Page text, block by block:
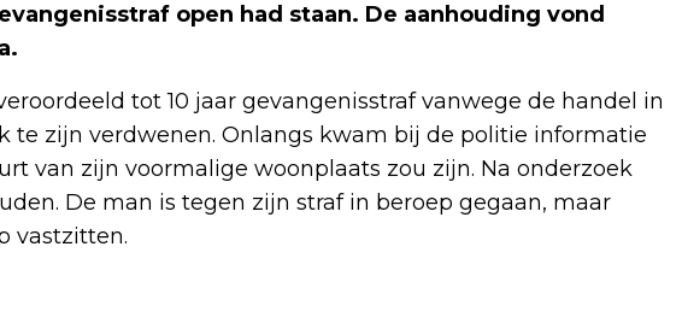
open had staan. De aanhouding vond
tot 10 jaar gevangenisstraf vanwege de handel in
te zijn verdwenen. Onlangs kwam bij de politie informatie
van zijn voormalige woonplaats zou zijn. Na onderzoek
De man is tegen zijn straf in beroep gegaan, maar
vastzitten.